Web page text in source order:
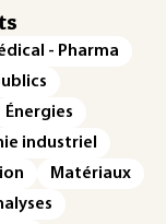
- Pharma
Énergies
industriel
Matériaux